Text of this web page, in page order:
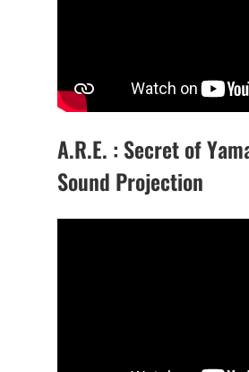
A.R.E. : Secret of
Sound Projection